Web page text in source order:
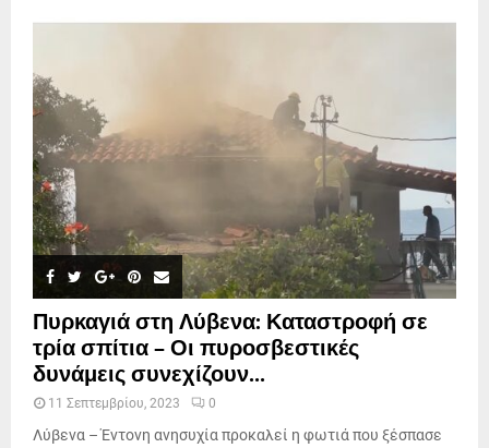
Πυρκαγιά στη Λύβενα: Καταστροφή σε
τρία σπίτια – Οι πυροσβεστικές
δυνάμεις συνεχίζουν...
11 Σεπτεμβρίου, 2023 0
Λύβενα – Έντονη ανησυχία προκαλεί η φωτιά που ξέσπασε